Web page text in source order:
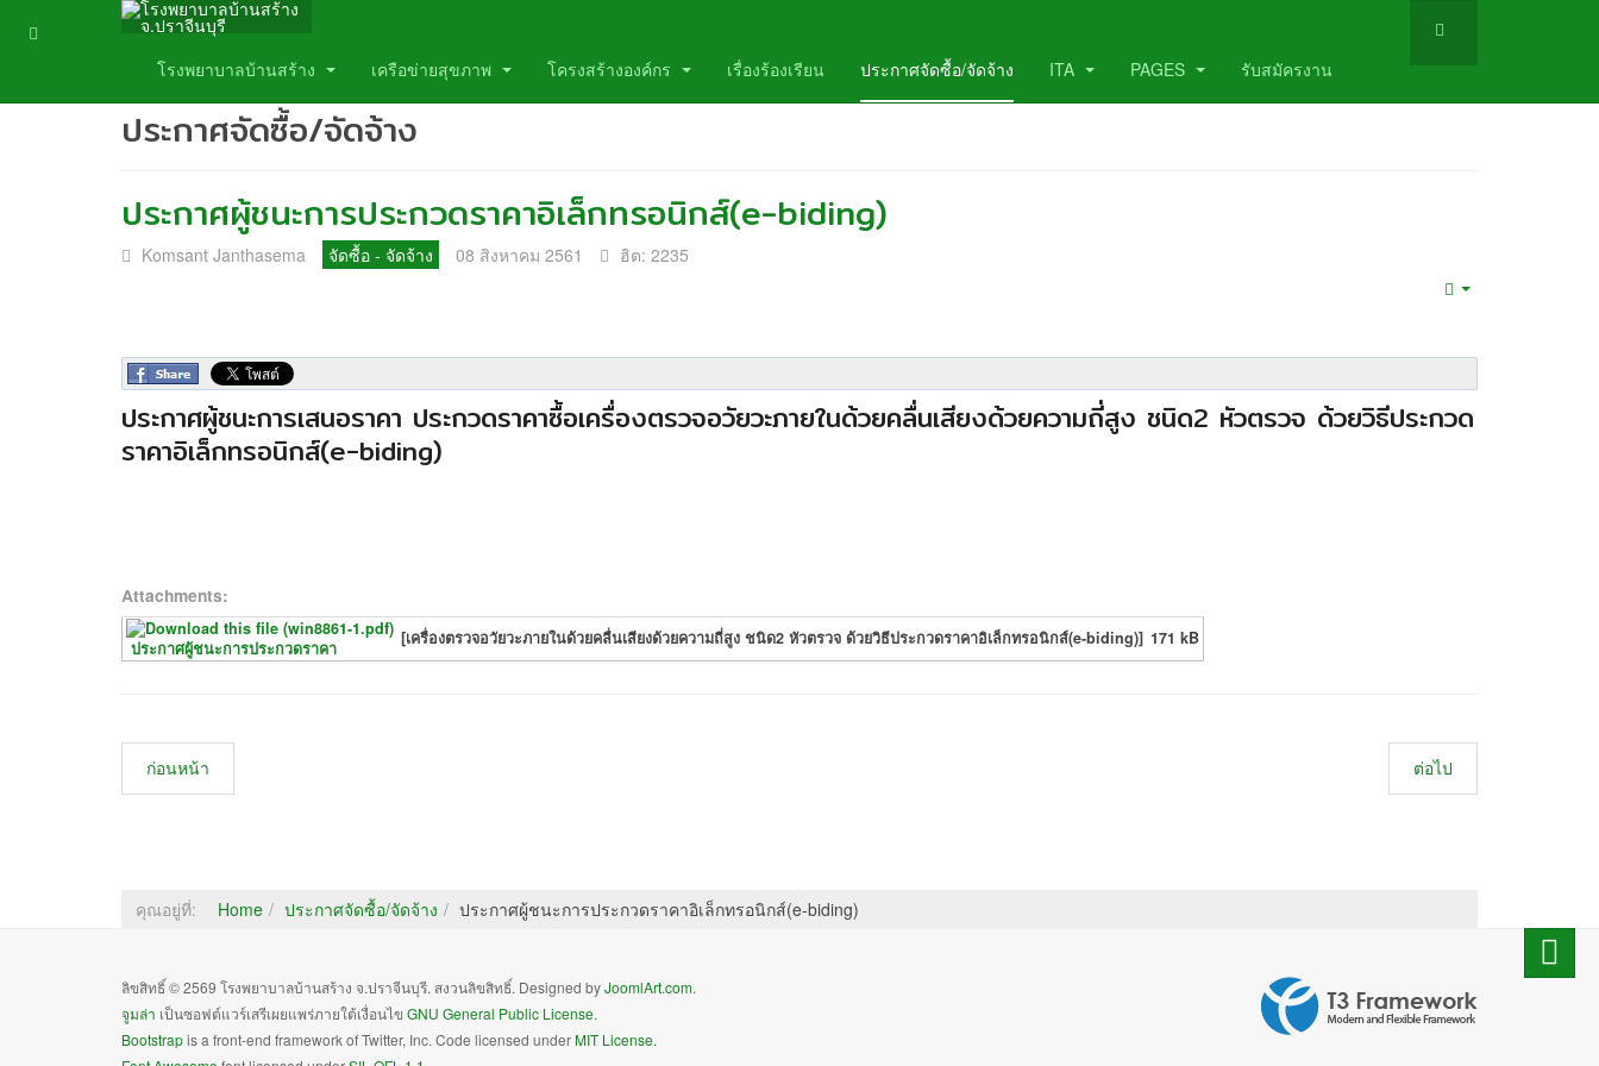
โรงพยาบาลบ้านสร้าง เครือข่ายสุขภาพ โครงสร้างองค์กร เรื่องร้องเรียน ประกาศจัดซื้อ/จัดจ้าง ITA PAGES รับสมัครงาน
ประกาศจัดซื้อ/จัดจ้าง
ประกาศผู้ชนะการประกวดราคาอิเล็กทรอนิกส์(e-biding)
Komsant Janthasema จัดซื้อ - จัดจ้าง 08 สิงหาคม 2561 ฮิต: 2235
ประกาศผู้ชนะการเสนอราคา ประกวดราคาซื้อเครื่องตรวจอวัยวะภายในด้วยคลื่นเสียงด้วยความถี่สูง ชนิด2 หัวตรวจ ด้วยวิธีประกวด
ราคาอิเล็กทรอนิกส์(e-biding)
Attachments:
ประกาศผู้ชนะการประกวดราคา [เครื่องตรวจอวัยวะภายในด้วยคลื่นเสียงด้วยความถี่สูง ชนิด2 หัวตรวจ ด้วยวิธีประกวดราคาอิเล็กทรอนิกส์(e-biding)] 171 kB
ก่อนหน้า ต่อไป
คุณอยู่ที่: Home ประกาศจัดซื้อ/จัดจ้าง ประกาศผู้ชนะการประกวดราคาอิเล็กทรอนิกส์(e-biding)
ลิขสิทธิ์ © 2569 โรงพยาบาลบ้านสร้าง จ.ปราจีนบุรี. สงวนลิขสิทธิ์. Designed byJoomlArt.com.
จูมล่า เป็นซอฟต์แวร์เสรีเผยแพร่ภายใต้เงื่อนไข GNU General Public License.
Bootstrapis a front-end framework of Twitter, Inc. Code licensed underMIT License.